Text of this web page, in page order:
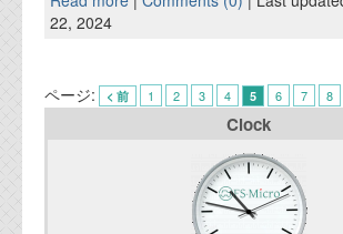
22, 2024
ページ: < 前 1 2 3 4 5 6 7 8
Clock